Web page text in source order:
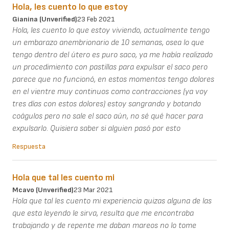
Hola, les cuento lo que estoy
Gianina (unverified)23 Feb 2021
Hola, les cuento lo que estoy viviendo, actualmente tengo
un embarazo anembrionario de 10 semanas, osea lo que
tengo dentro del útero es puro saco, ya me había realizado
un procedimiento con pastillas para expulsar el saco pero
parece que no funcionó, en estos momentos tengo dolores
en el vientre muy continuos como contracciones (ya voy
tres días con estos dolores) estoy sangrando y botando
coágulos pero no sale el saco aún, no sé qué hacer para
expulsarlo. Quisiera saber si alguien pasó por esto
Respuesta
Hola que tal les cuento mi
Mcavo (unverified)23 Mar 2021
Hola que tal les cuento mi experiencia quizas alguna de las
que esta leyendo le sirva, resulta que me encontraba
trabajando y de repente me daban mareos no lo tome